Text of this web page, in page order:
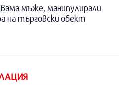
мъже, манипулирали
на търговски обект